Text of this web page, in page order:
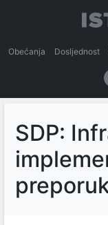
Obećanja Dosljednost
SDP: